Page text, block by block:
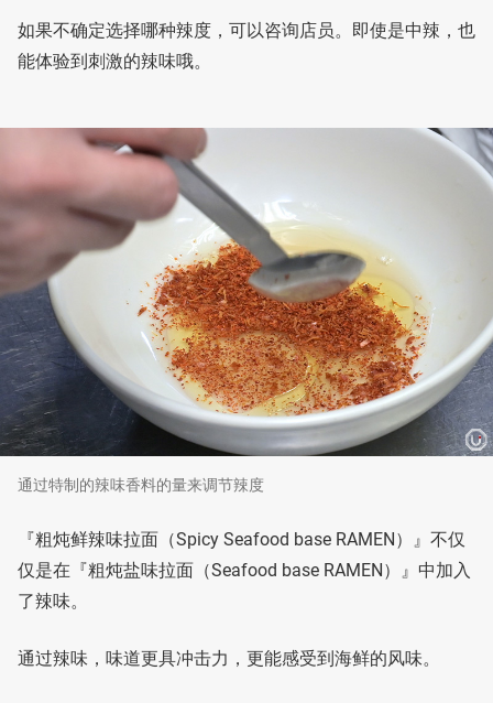
如果不确定选择哪种辣度，可以咨询店员。即使是中辣，也
能体验到刺激的辣味哦。
通过特制的辣味香料的量来调节辣度
『粗炖鲜辣味拉面（Spicy Seafood base RAMEN）』不仅
仅是在『粗炖盐味拉面（Seafood base RAMEN）』中加入
了辣味。
通过辣味，味道更具冲击力，更能感受到海鲜的风味。